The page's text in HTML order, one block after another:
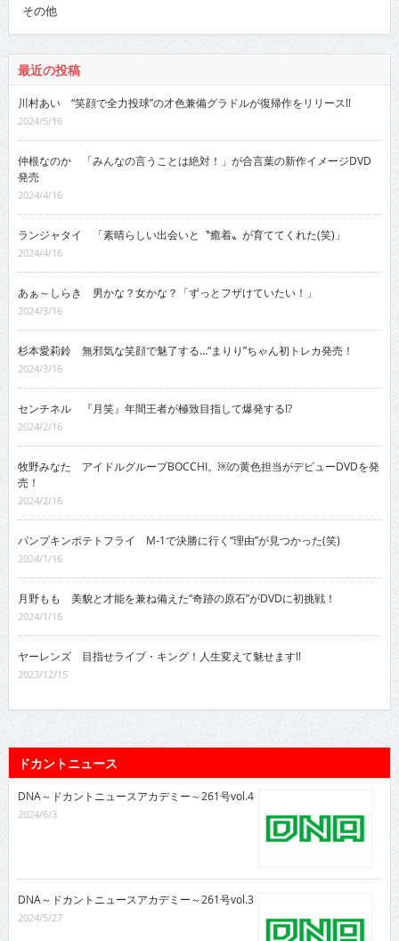
その他
最近の投稿
川村あい “笑顔で全力投球”の才色兼備グラドルが復帰作をリリース!!
2024/5/16
仲根なのか 「みんなの言うことは絶対！」が合言葉の新作イメージDVD
発売
2024/4/16
ランジャタイ 「素晴らしい出会いと〝癒着〟が育ててくれた(笑)」
2024/4/16
あぁ～しらき 男かな？女かな？「ずっとフザけていたい！」
2024/3/16
杉本愛莉鈴 無邪気な笑顔で魅了する…“まりり”ちゃん初トレカ発売！
2024/3/16
センチネル 『月笑』年間王者が極致目指して爆発する!?
2024/2/16
牧野みなた アイドルグループBOCCHI。￼の黄色担当がデビューDVDを発
売！
2024/2/16
パンプキンポテトフライ M-1で決勝に行く“理由”が見つかった(笑)
2024/1/16
月野もも 美貌と才能を兼ね備えた“奇跡の原石”がDVDに初挑戦！
2024/1/16
ヤーレンズ 目指せライブ・キング！人生変えて魅せます!!
2023/12/15
ドカントニュース
DNA～ドカントニュースアカデミー～261号vol.4
2024/6/3
DNA～ドカントニュースアカデミー～261号vol.3
2024/5/27